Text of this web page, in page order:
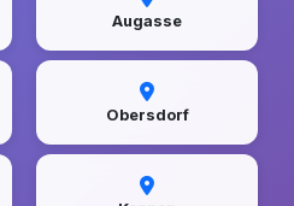
Augasse
Obersdorf